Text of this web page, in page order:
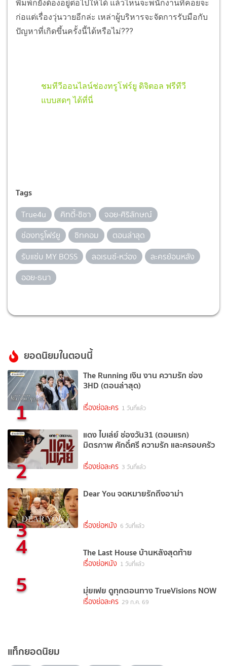
พิมพ์ก็ยังต้องอยู่ต่อไปให้ได้ แล้วไหนจะพนักงานที่คอยจะ
ก่อแต่เรื่องวุ่นวายอีกล่ะ เหล่าผู้บริหารจะจัดการรับมือกับ
ปัญหาที่เกิดขึ้นครั้งนี้ได้หรือไม่???
ชมทีวีออนไลน์ช่องทรูโฟร์ยู ดิจิตอล ฟรีทีวี
แบบสดๆ ได้ที่นี่
Tags
True4u คิทตี้-ชิชา
จอย-ศิริลักษณ์
ช่องทรูโฟร์ยู
ซิทคอม
ตอนล่าสุด
รับแซ่บ MY BOSS
ลอเรนซ์-หว่อง
ละครย้อนหลัง
ออย-ธนา
ยอดนิยมในตอนนี้
1
The Running เงิน งาน ความรัก ช่อง
3HD (ตอนล่าสุด)
เรื่องย่อละคร 1 วันที่แล้ว
2
แดง ไบเล่ย์ ช่องวัน31 (ตอนแรก)
มิตรภาพ ศักดิ์ศรี ความรัก และครอบครัว
เรื่องย่อละคร 3 วันที่แล้ว
3
Dear You จดหมายรักถึงอาม่า
เรื่องย่อหนัง 6 วันที่แล้ว
4 The Last House บ้านหลังสุดท้าย
เรื่องย่อหนัง 1 วันที่แล้ว
5 มุ่ยเฟย ดูทุกตอนทาง TrueVisions NOW
เรื่องย่อละคร 29 ก.ค. 69
แท็กยอดนิยม